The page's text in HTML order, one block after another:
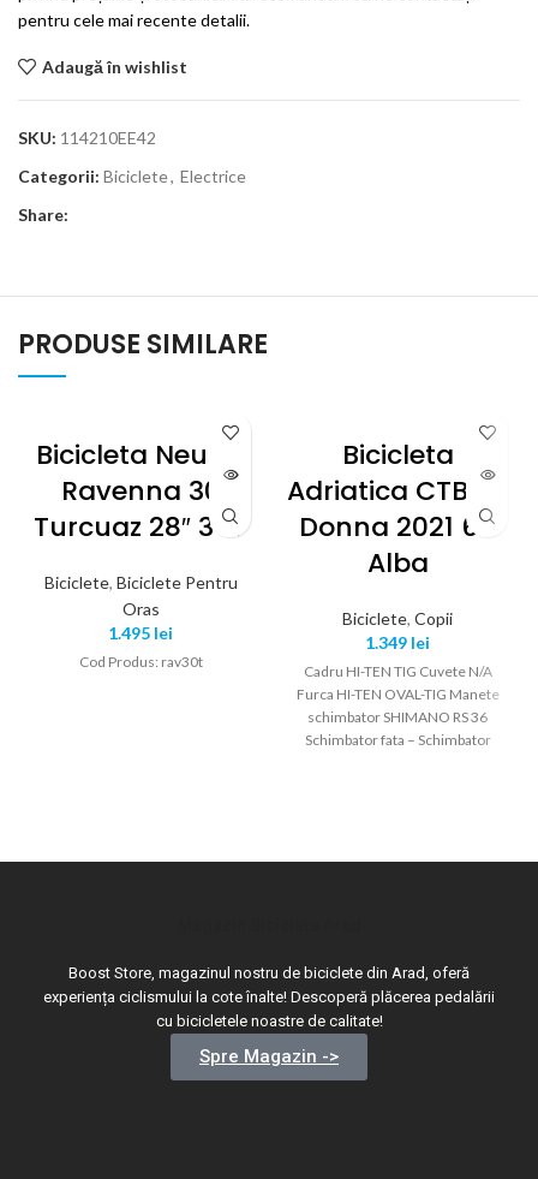
pentru cele mai recente detalii.
Adaugă în wishlist
SKU: 114210EE42
Categorii: Biciclete, Electrice
Share:
PRODUSE SIMILARE
Bicicleta Neuzer
Ravenna 30
Turcuaz 28″ 3×7
Biciclete, Biciclete Pentru
Oras
1.495 lei
Cod Produs: rav30t
Bicicleta
Adriatica CTB 24
Donna 2021 6V
Alba
Biciclete, Copii
1.349 lei
Cadru HI-TEN TIG Cuvete N/A
Furca HI-TEN OVAL-TIG Manete
schimbator SHIMANO RS 36
Schimbator fata – Schimbator
Boost Store, magazinul nostru de biciclete din Arad, oferă
experiența ciclismului la cote înalte! Descoperă plăcerea pedalării
cu bicicletele noastre de calitate!
Spre Magazin ->